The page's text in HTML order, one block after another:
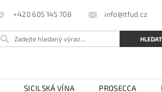
+420 605 145 708 info@itfud.cz
SICILSKÁ VÍNA PROSECCA